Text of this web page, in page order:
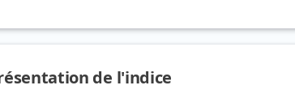
de l'indice